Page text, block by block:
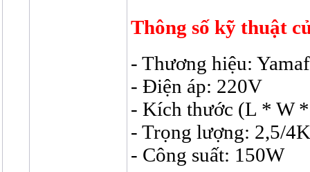
Thông số kỹ thuật
- Thương hiệu:
- Điện áp: 220V
- Kích thước (L * W
- Trọng lượng: 2,5/
- Công suất: 150W